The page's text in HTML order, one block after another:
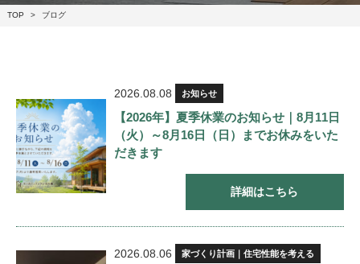
TOP ブログ
2026.08.08 お知らせ
【2026年】夏季休業のお知らせ｜8月11日
（火）～8月16日（日）までお休みをいた
だきます
詳細はこちら
2026.08.06 家づくり計画｜住宅性能を考える